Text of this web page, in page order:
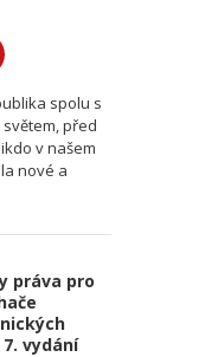
spolu s
před
v našem
nové a
práva pro
vydání